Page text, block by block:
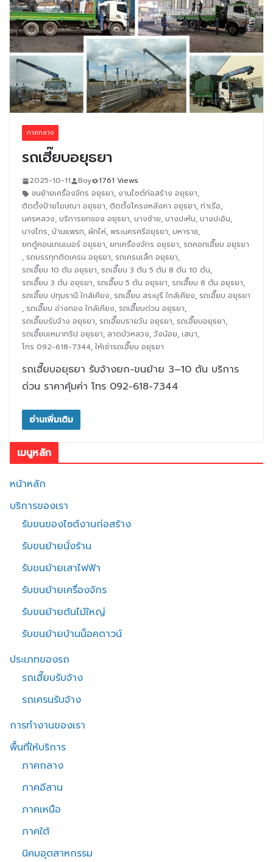
ภาคกลาง
รถเฮี๊ยบอยุธยา
2025-10-11 Boy
1761 Views
ขนย้ายเครื่องจักร อยุธยา, งานไซต์ก่อสร้าง อยุธยา,
ติดตั้งป้ายโฆษณา อยุธยา, ติดตั้งโครงหลังคา อยุธยา, ท่าเรือ,
นครหลวง, บริการยกของ อยุธยา, บางซ้าย, บางปะหัน, บางปะอิน,
บางไทร, บ้านแพรก, ผักไห่, พระนครศรีอยุธยา, มหาราช,
ยกตู้คอนเทนเนอร์ อยุธยา, ยกเครื่องจักร อยุธยา, รถคอกเฮี๊ยบ อยุธยา
, รถบรรทุกติดเครน อยุธยา, รถเครนเล็ก อยุธยา,
รถเฮี๊ยบ 10 ตัน อยุธยา, รถเฮี๊ยบ 3 ตัน 5 ตัน 8 ตัน 10 ตัน,
รถเฮี๊ยบ 3 ตัน อยุธยา, รถเฮี๊ยบ 5 ตัน อยุธยา, รถเฮี๊ยบ 8 ตัน อยุธยา,
รถเฮี๊ยบ ปทุมธานี ใกล้เคียง, รถเฮี๊ยบ สระบุรี ใกล้เคียง, รถเฮี๊ยบ อยุธยา
, รถเฮี๊ยบ อ่างทอง ใกล้เคียง, รถเฮี๊ยบด่วน อยุธยา,
รถเฮี๊ยบรับจ้าง อยุธยา, รถเฮี๊ยบรายวัน อยุธยา, รถเฮี๊ยบอยุธยา,
รถเฮี๊ยบเหมาทริป อยุธยา, ลาดบัวหลวง, วังน้อย, เสนา,
โทร 092-618-7344, ให้เช่ารถเฮี๊ยบ อยุธยา
รถเฮี๊ยบอยุธยา รับจ้างยก-ขนย้าย 3–10 ตัน บริการ
ด่วน ราคาคุ้มค่า โทร 092-618-7344
อ่านเพิ่มเติม
เมนูหลัก
หน้าหลัก
บริการของเรา
รับขนของไซต์งานก่อสร้าง
รับขนย้ายนั่งร้าน
รับขนย้ายเสาไฟฟ้า
รับขนย้ายเครื่องจักร
รับขนย้ายต้นไม้ใหญ่
รับขนย้ายบ้านน็อคดาวน์
ประเภทของรถ
รถเฮี๊ยบรับจ้าง
รถเครนรับจ้าง
การทำงานของเรา
พื้นที่ให้บริการ
ภาคกลาง
ภาคอีสาน
ภาคเหนือ
ภาคใต้
นิคมอุตสาหกรรม